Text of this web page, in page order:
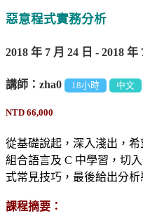
惡意程式實務分析
2018 年 7 月 24 日 - 2018
講師：zha0 18小時 中文
NTD 66,000
從基礎說起，深入淺出，
組合語言及 C 中學習，切
式常見技巧，最後給出分
課程摘要：